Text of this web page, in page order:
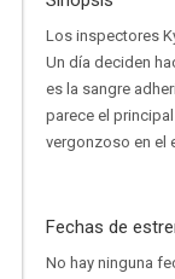
Los inspectores
Un día deciden
es la sangre
parece el
vergonzoso en el
Fechas de
No hay ninguna